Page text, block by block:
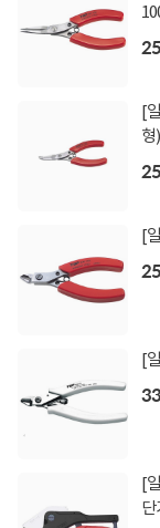
토요일
주
[
형
[
[
[
단
배송비